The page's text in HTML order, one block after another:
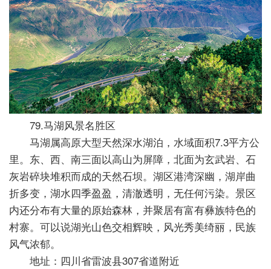
79.马湖风景名胜区
马湖属高原大型天然深水湖泊，水域面积7.3平方公
里。东、西、南三面以高山为屏障，北面为玄武岩、石
灰岩碎块堆积而成的天然石坝。湖区港湾深幽，湖岸曲
折多变，湖水四季盈盈，清澈透明，无任何污染。景区
内还分布有大量的原始森林，并聚居有富有彝族特色的
村寨。可以说湖光山色交相辉映，风光秀美绮丽，民族
风气浓郁。
地址：四川省雷波县307省道附近